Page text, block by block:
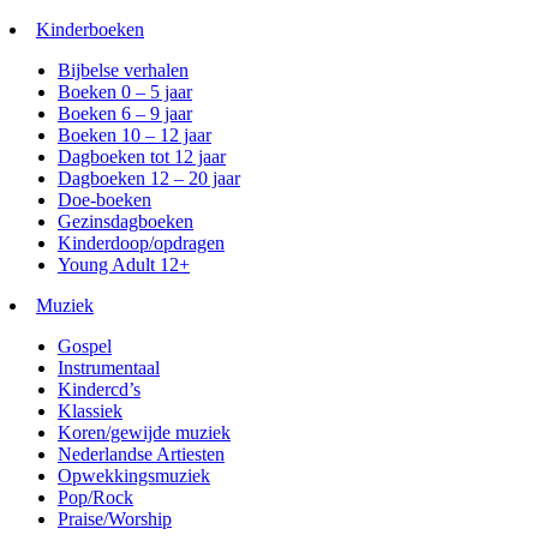
Kinderboeken
Bijbelse verhalen
Boeken 0 – 5 jaar
Boeken 6 – 9 jaar
Boeken 10 – 12 jaar
Dagboeken tot 12 jaar
Dagboeken 12 – 20 jaar
Doe-boeken
Gezinsdagboeken
Kinderdoop/opdragen
Young Adult 12+
Muziek
Gospel
Instrumentaal
Kindercd’s
Klassiek
Koren/gewijde muziek
Nederlandse Artiesten
Opwekkingsmuziek
Pop/Rock
Praise/Worship